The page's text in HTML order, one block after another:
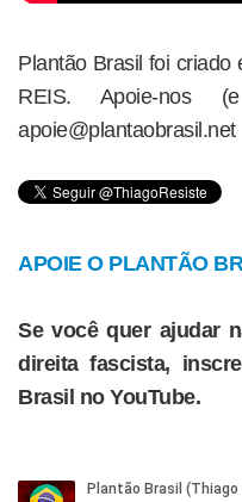
Plantão Brasil foi
REIS. Apoie-nos
apoie@plantaobrasil.net
APOIE O PLANTÃO
Se você quer ajudar
direita fascista,
Brasil no YouTube.